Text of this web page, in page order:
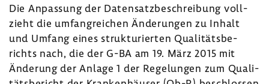
Die Anpas­sung der Daten­satz­be­schrei­bung voll­
zieht die umfang­rei­chen Ände­rungen zu Inhalt
und Umfang eines struk­tu­rierten Quali­täts­be­
richts nach, die der G-BA am 19. März 2015 mit
Ände­rung der Anlage 1 der Rege­lungen zum Quali­